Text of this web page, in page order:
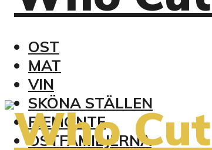
OST
MAT
VIN
SKÖNA STÄLLEN
PIEMONTE
OSTFAMILJERNA